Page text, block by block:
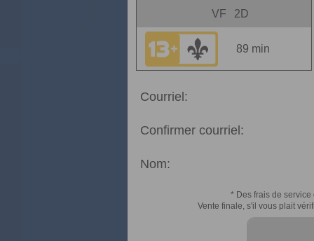
VF
2D
89 min
Courriel:
Confirmer courriel:
Nom:
* Des frais de
Vente finale, s'il vous plait